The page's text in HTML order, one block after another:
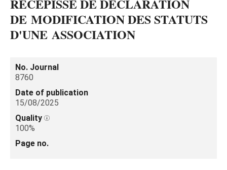
RÉCÉPISSÉ DE DÉCLARATION
DE MODIFICATION DES STATUTS
D'UNE ASSOCIATION
No. Journal
8760
Date of publication
15/08/2025
Quality
100%
Page no.